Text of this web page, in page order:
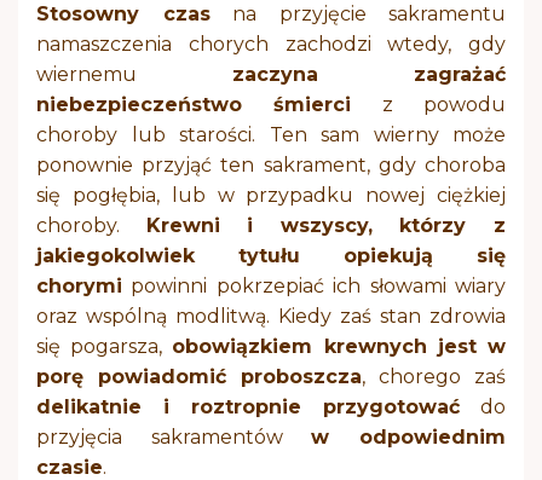
Stosowny czasna przyjęcie sakramentu
namaszczenia chorych zachodzi wtedy, gdy
wiernemu
zaczyna zagrażać
niebezpieczeństwo śmierci z powodu
choroby lub starości. Ten sam wierny może
ponownie przyjąć ten sakrament, gdy choroba
się pogłębia, lub w przypadku nowej ciężkiej
choroby. Krewni i wszyscy, którzy z
jakiegokolwiek tytułu opiekują się
chorymi powinni pokrzepiać ich słowami wiary
oraz wspólną modlitwą. Kiedy zaś stan zdrowia
się pogarsza, obowiązkiem krewnych jest w
porę powiadomić proboszcza, chorego zaś
delikatnie i roztropnie przygotować do
przyjęcia sakramentóww odpowiednim
czasie.